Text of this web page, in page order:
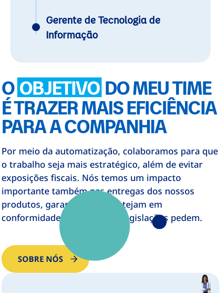
Gerente de Tecnologia de
Informação
O OBJETIVO DO MEU TIME
É TRAZER MAIS EFICIÊNCIA
PARA A COMPANHIA
Por meio da automatização, colaboramos para que
o trabalho seja mais estratégico, além de evitar
exposições fiscais. Nós temos um impacto
importante também nas entregas dos nossos
produtos, garantindo que estejam em
conformidade com o que as legislações pedem.
SOBRE NÓS